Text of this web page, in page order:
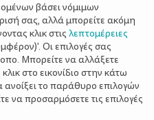
(HIT) - 15
βάσει νόμιμων
σας, αλλά μπορείτε ακόμη
κλικ στις λεπτομέρειες
Οι επιλογές σας
Μπορείτε να αλλάξετε
στο εικονίδιο στην κάτω
το παράθυρο επιλογών
να προσαρμόσετε τις επιλογές